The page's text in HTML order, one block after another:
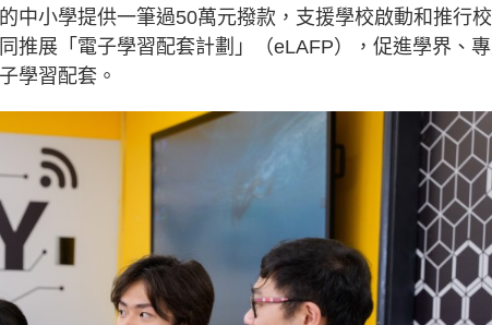
中小學提供一筆過50萬元撥款，支援學校啟動和推行
推展「電子學習配套計劃」（eLAFP），促進學界、
學習配套。